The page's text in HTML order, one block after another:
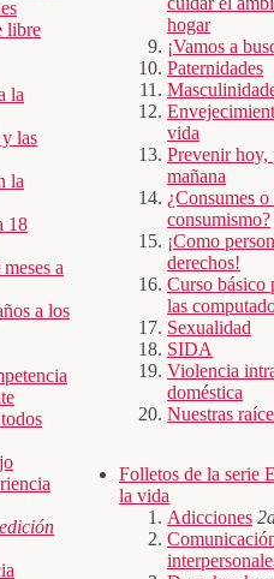
libre
la
las
la
18
a
a los
hogar
¡Vamos a
Paternidades
vida
Prevenir
mañana
¿Consumes
consumismo?
¡Como
derechos!
Curso básico
las
Sexualidad
SIDA
Violencia
doméstica
Nuestras
Folletos de la serie
la vida
Adicciones